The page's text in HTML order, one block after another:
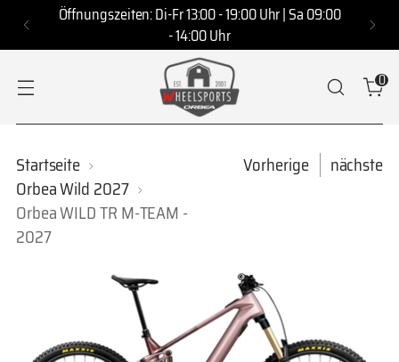
Öffnungszeiten: Di-Fr 13:00 - 19:00 Uhr | Sa 09:00
- 14:00 Uhr
0
Startseite
Orbea Wild 2027
Orbea WILD TR M-TEAM -
2027
Vorherige nächste